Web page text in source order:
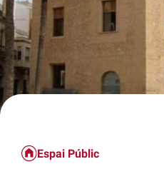
Espai Públic